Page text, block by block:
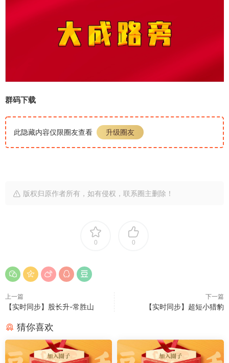
群码下载
此隐藏内容仅限圈友查看 升级圈友
版权归原作者所有，如有侵权，联系圈主删除！
0 0
上一篇
【实时同步】股长升-常胜山
下一篇
【实时同步】超短小猎豹
猜你喜欢